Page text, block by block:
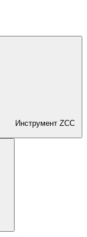
Инструмент ZCС